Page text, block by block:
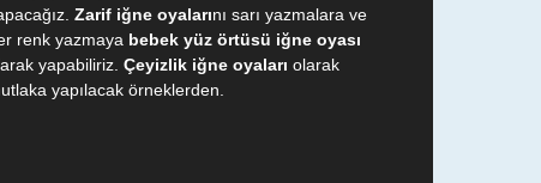
Zarif iğne oyalarını sarı yazmalara ve
renk yazmaya bebek yüz örtüsü iğne oyası
yapabiliriz. Çeyizlik iğne oyaları olarak
yapılacak örneklerden.